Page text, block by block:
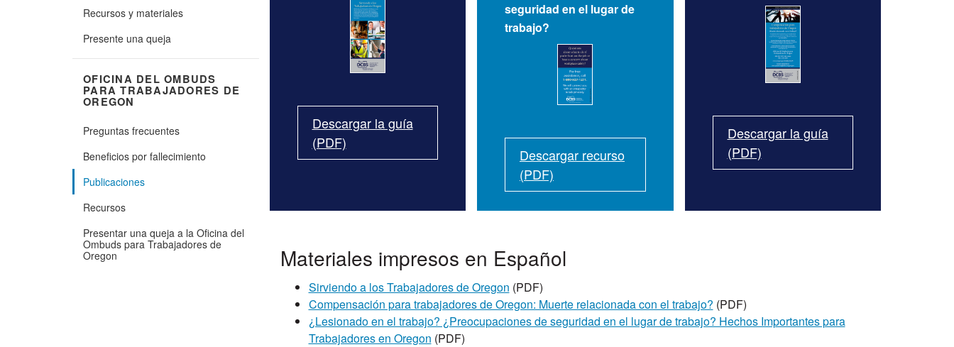
Recursos y materiales
Presente una queja
OFICINA DEL OMBUDS
PARA TRABAJADORES DE
OREGON
Preguntas frecuentes
Beneficios por fallecimiento
Publicaciones
Recursos
Presentar una queja a la Oficina del
Ombuds para Trabajadores de
Oregon
Descargar la guía
(PDF)
seguridad en el lugar de
trabajo?
Descargar recurso
(PDF)
Descargar la guía
(PDF)
Materiales impresos en Español
Sirviendo a los Trabajadores de Oregon (PDF)
Compensación para trabajadores de Oregon: Muerte relacionada con el trabajo? (PDF)
¿Lesionado en el trabajo? ¿Preocupaciones de seguridad en el lugar de trabajo? Hechos Importantes para
Trabajadores en Oregon (PDF)